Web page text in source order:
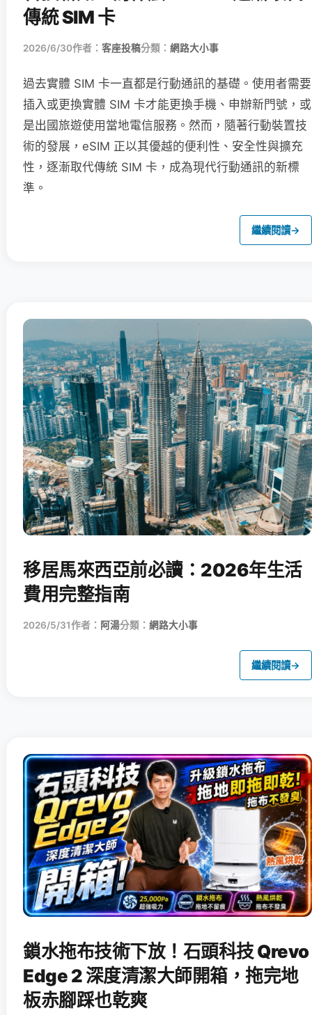
傳統 SIM 卡
2026/6/30作者： 客座投稿分類： 網路大小事
過去實體 SIM 卡一直都是行動通訊的基礎。使用者需要
插入或更換實體 SIM 卡才能更換手機、申辦新門號，或
是出國旅遊使用當地電信服務。然而，隨著行動裝置技
術的發展，eSIM 正以其優越的便利性、安全性與擴充
性，逐漸取代傳統 SIM 卡，成為現代行動通訊的新標
準。
繼續閱讀→
移居馬來西亞前必讀：2026年生活
費用完整指南
2026/5/31作者： 阿湯分類： 網路大小事
繼續閱讀→
鎖水拖布技術下放！石頭科技 Qrevo
Edge 2 深度清潔大師開箱，拖完地
板赤腳踩也乾爽